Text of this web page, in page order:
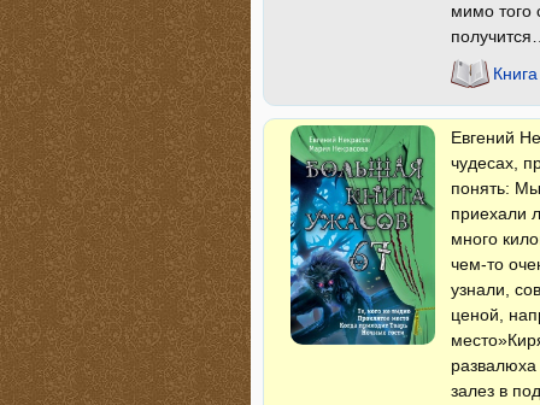
мимо того
Евгений
чудесах,
понять:
приехали
много
чем-то
узнали,
ценой,
залез в